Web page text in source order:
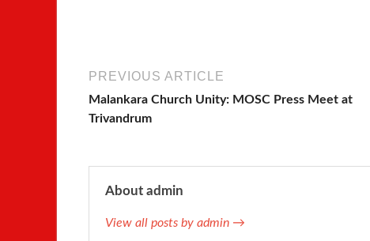
PREVIOUS ARTICLE
Malankara Church Unity: MOSC Press Meet at
Trivandrum
About admin
View all posts by admin →